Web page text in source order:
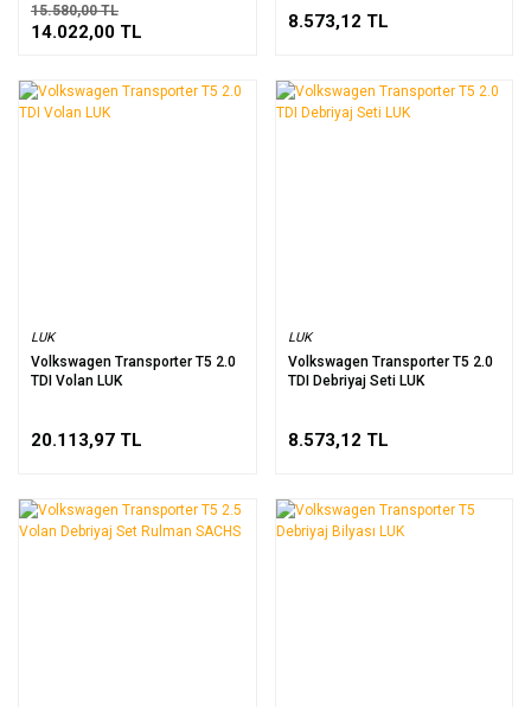
15.580,00 TL
14.022,00 TL 8.573,12 TL
LUK
Volkswagen Transporter T5 2.0
TDI Volan LUK
20.113,97 TL
LUK
Volkswagen Transporter T5 2.0
TDI Debriyaj Seti LUK
8.573,12 TL